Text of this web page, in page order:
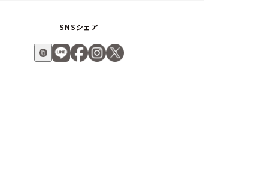
SNSシェア